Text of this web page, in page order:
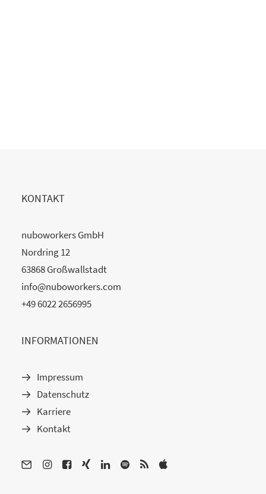
KONTAKT
nuboworkers GmbH
Nordring 12
63868 Großwallstadt
info@nuboworkers.com
+49 6022 2656995
INFORMATIONEN
Impressum
Datenschutz
Karriere
Kontakt